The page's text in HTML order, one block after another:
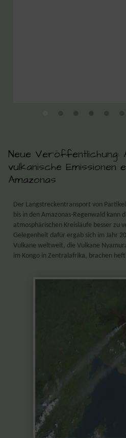
Neue Veröffentlichung:
vulkanische Emissionen
Amazonas
Der Langstreckentransport von
bis in den Amazonas-Regenwald kann
atmosphärischen Kreisläufe besser zu
Gelegenheit dafür ergab sich im Jahr
Vulkane weltweit, die Vulkane
im Kongo in Zentralafrika, brachen